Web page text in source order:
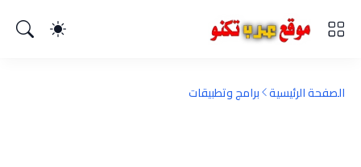
الصفحة الرئيسية برامج وتطبيقات